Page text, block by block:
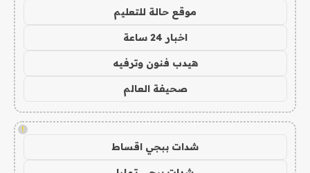
موقع حالة للتعليم
اخبار 24 ساعة
هيدب فنون وترفيه
صحيفة العالم
!
شدات ببجي اقساط